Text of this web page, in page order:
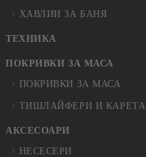
ХАВЛИИ ЗА БАНЯ
ТЕХНИКА
ПОКРИВКИ ЗА МАСА
ПОКРИВКИ ЗА МАСА
ТИШЛАЙФЕРИ И КАРЕТА
АКСЕСОАРИ
НЕСЕСЕРИ